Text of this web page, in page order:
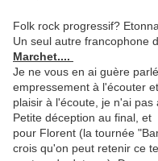
Folk rock progressif?
Un seul autre francophone
Marchet....
Je ne vous en ai guère
empressement à l'écouter
plaisir à l'écoute, je n'ai pas
Petite déception au final,
pour Florent (la tournée
crois qu'on peut retenir ce